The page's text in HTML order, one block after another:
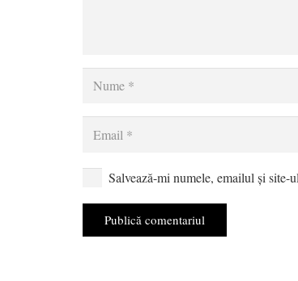
Salvează-mi numele, emailul și site-
Publică comentariul